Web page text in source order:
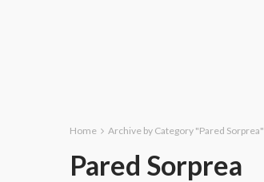
Home Archive by Category "Pared Sorprea"
Pared Sorprea